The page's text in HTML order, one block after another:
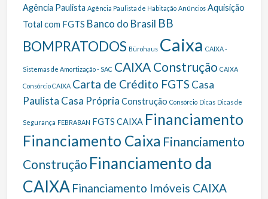
Agência Paulista Agência Paulista de Habitação Anúncios Aquisição
Total com FGTS Banco do Brasil BB
BOMPRATODOS Bürohaus Caixa CAIXA -
Sistemas de Amortização - SAC CAIXA Construção CAIXA
Consórcio CAIXA Carta de Crédito FGTS Casa
Paulista Casa Própria Construção Consórcio Dicas Dicas de
Segurança FEBRABAN FGTS CAIXA Financiamento
Financiamento Caixa Financiamento
Construção Financiamento da
CAIXA Financiamento Imóveis CAIXA